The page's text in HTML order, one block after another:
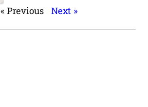
« Previous Next »